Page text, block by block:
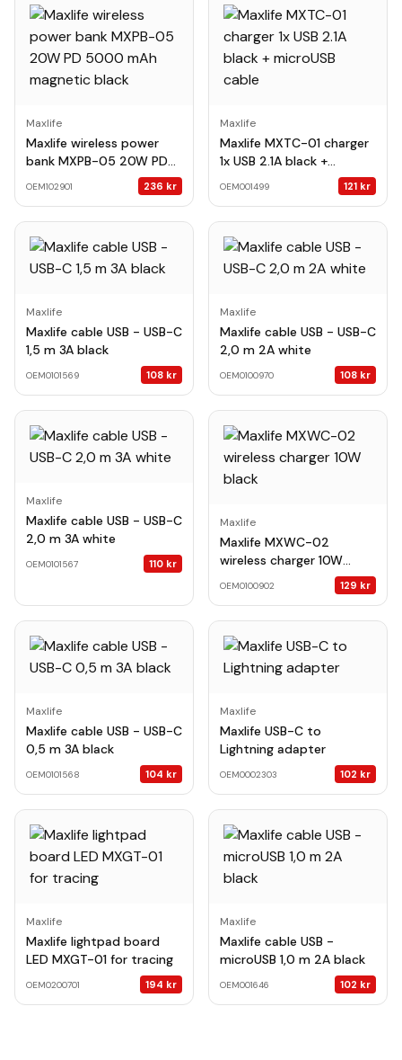
Maxlife
Maxlife wireless power
bank MXPB-05 20W PD
5000 mAh magnetic
OEM102901 236 kr
Maxlife
Maxlife MXTC-01 charger
1x USB 2.1A black +
OEM001499 121 kr
Maxlife
Maxlife cable USB - USB-C
1,5 m 3A black
OEM0101569 108 kr
Maxlife
Maxlife cable USB - USB-C
2,0 m 2A white
OEM0100970 108 kr
Maxlife
Maxlife cable USB - USB-C
2,0 m 3A white
OEM0101567 110 kr
Maxlife
Maxlife MXWC-02
wireless charger 10W
OEM0100902 129 kr
Maxlife
Maxlife cable USB - USB-C
0,5 m 3A black
OEM0101568 104 kr
Maxlife
Maxlife USB-C to
Lightning adapter
OEM0002303 102 kr
Maxlife
Maxlife lightpad board
LED MXGT-01 for tracing
OEM0200701 194 kr
Maxlife
Maxlife cable USB -
microUSB 1,0 m 2A black
OEM001646 102 kr